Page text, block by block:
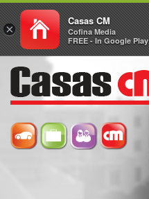
×
Casas CM
Cofina Media
FREE - In Google Play